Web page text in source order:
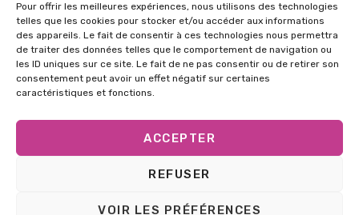
Pour offrir les meilleures expériences, nous utilisons des technologies
telles que les cookies pour stocker et/ou accéder aux informations
des appareils. Le fait de consentir à ces technologies nous permettra
de traiter des données telles que le comportement de navigation ou
les ID uniques sur ce site. Le fait de ne pas consentir ou de retirer son
consentement peut avoir un effet négatif sur certaines
caractéristiques et fonctions.
ACCEPTER
REFUSER
VOIR LES PRÉFÉRENCES
Ce site utilise des cookies à des fins d’analyse et pour
améliorer votre expérience. En cliquant sur Accepter, vous
consentez à notre utilisation des cookies. En savoir plus
politique de confidentialité
ACCEPTER
Du mardi au samedi de 10h00 à 17h00
FERMETURE ANNUELLE DU 11 JUILLET AU 03 AOUT
JOURS FÉRIÉS
Horaires sujets à modification, merci de consulter nos réseaux